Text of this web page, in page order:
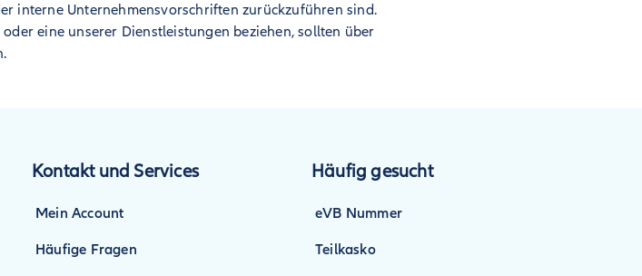
interne Unternehmensvorschriften zurückzuführen sind.
eine unserer Dienstleistungen beziehen, sollten über
Kontakt und Services
Mein Account
Häufige Fragen
Häufig gesucht
eVB Nummer
Teilkasko